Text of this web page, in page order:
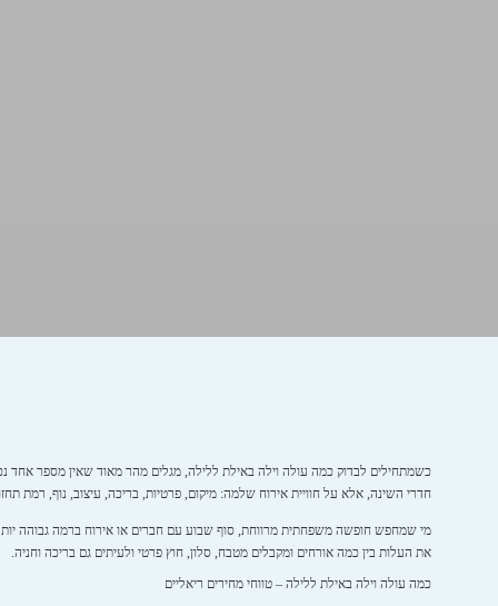
כשמתחילים לבדוק כמה עולה וילה באילת ללילה, מגלים מהר מאוד שאין מספר
חדרי השינה, אלא על חוויית אירוח שלמה: מיקום, פרטיות, בריכה, עיצוב, נוף, רמת
מי שמחפש חופשה משפחתית מרווחת, סוף שבוע עם חברים או אירוח ברמה גבוהה
את העלות בין כמה אורחים ומקבלים מטבח, סלון, חוץ פרטי ולעיתים גם בריכה וחניה.
כמה עולה וילה באילת ללילה – טווחי מחירים ריאליים